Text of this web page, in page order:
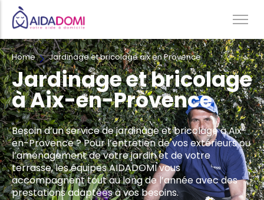
Ménage à domicile & Repassage
Garde d’enfants
Jardinage & Bricolage
Aide aux personnes âgées
Accompagnement du handicap
Téléassistance
Home Jardinage et bricolage aix en Provence
Jardinage et bricolage
à Aix-en-Provence
Besoin d’un service de jardinage et bricolage à Aix-
en-Provence ? Pour l’entretien de vos extérieurs ou
l’aménagement de votre jardin et de votre
terrasse, les équipes AIDADOMI vous
accompagnent tout au long de l’année avec des
prestations adaptées à vos besoins.